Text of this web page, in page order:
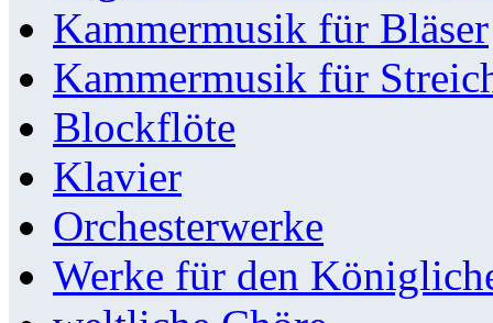
Kammermusik für Bläser
Kammermusik für
Blockflöte
Klavier
Orchesterwerke
Werke für den